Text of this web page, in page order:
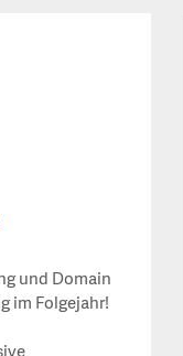
und Domain
im Folgejahr!